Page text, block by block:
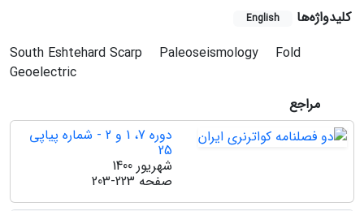
کلیدواژه‌ها English
South Eshtehard Scarp Paleoseismology
Fold
Geoelectric
مراجع
دوره 7، 1 و 2 - شماره پیاپی
25
شهریور 1400
صفحه 203-223